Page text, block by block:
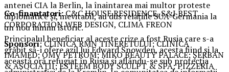
antenei CIA la Berlin, la înaintarea mai multor proteste
diplomatice şi, inevitabil, au dus relaţiile SUA-Germania la
un nou minim istoric.
Principalul beneficiar al aceste crize a fost Rusia care s-a
grăbit să-i ofere azil lui Edward Snowden, acesta fiind şi la
această oră refugiat în Rusia şi aflându-se sub protecţia
Co-finanțatori:C&C HOUSE RESIDENCE, S&I BEST
CORPORATION WEB DESIGN, CLIMA FREON
Sponsori: CLINICA RMN TINERETULUI; CLINICA
IMAMED; OMV PETROM; MIKO BEAUTY PALACE; ȘERBAN
& ASOCIAȚII; ESTEEM BODY SCULPT & SPA; PIZZERIA